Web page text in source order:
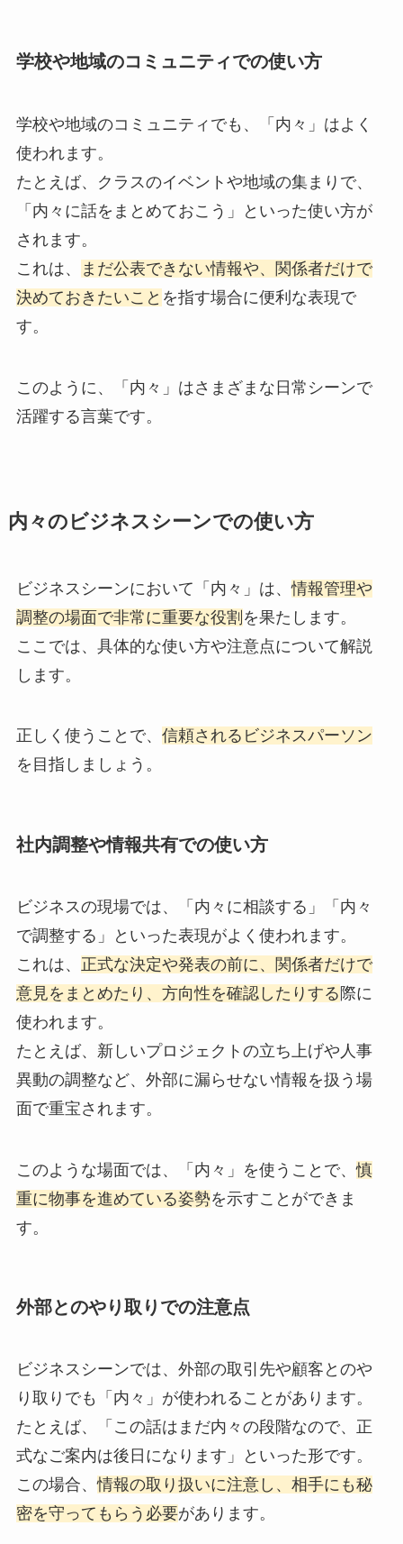
学校や地域のコミュニティでの使い方
学校や地域のコミュニティでも、「内々」はよく
使われます。
たとえば、クラスのイベントや地域の集まりで、
「内々に話をまとめておこう」といった使い方が
されます。
これは、
まだ公表できない情報や、関係者だけで
決めておきたいこと を指す場合に便利な表現で
す。
このように、「内々」はさまざまな日常シーンで
活躍する言葉です。
内々のビジネスシーンでの使い方
ビジネスシーンにおいて「内々」は、情報管理や
調整の場面で非常に重要な役割 を果たします。
ここでは、具体的な使い方や注意点について解説
します。
正しく使うことで、 信頼されるビジネスパーソン
を目指しましょう。
社内調整や情報共有での使い方
ビジネスの現場では、「内々に相談する」「内々
で調整する」といった表現がよく使われます。
これは、 正式な決定や発表の前に、関係者だけで
意見をまとめたり、方向性を確認したりする 際に
使われます。
たとえば、新しいプロジェクトの立ち上げや人事
異動の調整など、外部に漏らせない情報を扱う場
面で重宝されます。
このような場面では、「内々」を使うことで、慎
重に物事を進めている姿勢を示すことができま
す。
外部とのやり取りでの注意点
ビジネスシーンでは、外部の取引先や顧客とのや
り取りでも「内々」が使われることがあります。
たとえば、「この話はまだ内々の段階なので、正
式なご案内は後日になります」といった形です。
この場合、情報の取り扱いに注意し、相手にも秘
密を守ってもらう必要があります。